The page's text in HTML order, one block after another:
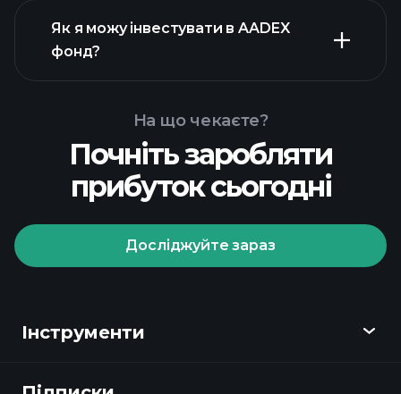
Як я можу інвестувати в AADEX
фонд?
Playtrade Tournaments
На що чекаєте?
Почніть заробляти
прибуток сьогодні
Досліджуйте зараз
Інструменти